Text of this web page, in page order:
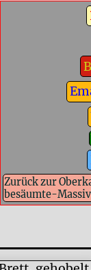
Zurück zur
besäumte-